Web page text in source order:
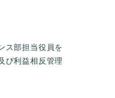
ス部担当役員を
び利益相反管理